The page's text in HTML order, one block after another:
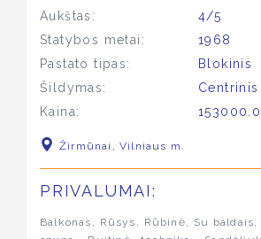
Aukštas:
4/5
Statybos metai:
1968
Pastato tipas:
Blokinis
Šildymas:
Centrinis
Kaina:
Žirmūnai, Vilniaus m.
PRIVALUMAI:
Balkonas, Rūsys, Rūbinė, Su